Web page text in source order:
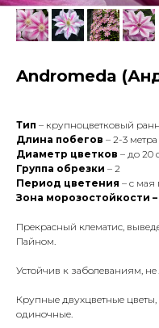
Andromeda
Тип – крупноцветковый
Длина побегов – 2-3 метра
Диаметр цветков – до 20
Группа обрезки – 2
Период цветения – с мая
Зона морозостойкости –
Прекрасный клематис,
Пайном.
Устойчив к заболеваниям,
Крупные двухцветные
одиночные.